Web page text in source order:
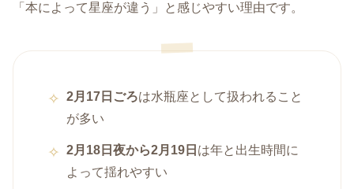
「本によって星座が違う」と感じやすい理由です。
2月17日ごろは水瓶座として扱われること
が多い
2月18日夜から2月19日 は年と出生時間に
よって揺れやすい